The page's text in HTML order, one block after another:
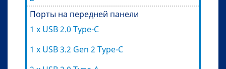
Порты на передней панели
1 x USB 2.0 Type-C
1 x USB 3.2 Gen 2 Type-C